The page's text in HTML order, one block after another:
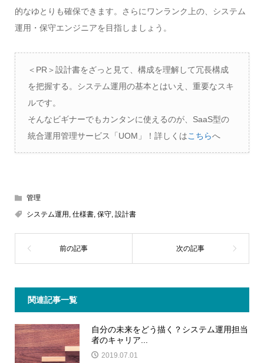
的なゆとりも確保できます。さらにワンランク上の、システム
運用・保守エンジニアを目指しましょう。
＜PR＞設計書をざっと見て、構成を理解して冗長構成
を把握する。システム運用の基本とはいえ、重要なスキ
ルです。
そんなビギナーでもカンタンに使えるのが、SaaS型の
統合運用管理サービス「UOM」！詳しくはこちらへ
管理
システム運用 仕様書, 保守, 設計書
関連記事一覧
自分の未来をどう描く？システム運用担当
者のキャリア...
2019.07.01